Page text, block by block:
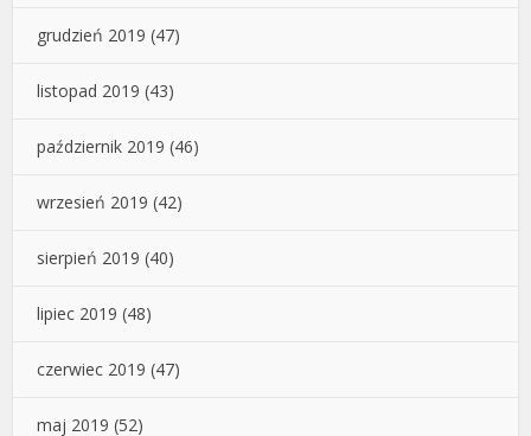
grudzień 2019 (47)
listopad 2019 (43)
październik 2019 (46)
wrzesień 2019 (42)
sierpień 2019 (40)
lipiec 2019 (48)
czerwiec 2019 (47)
maj 2019 (52)